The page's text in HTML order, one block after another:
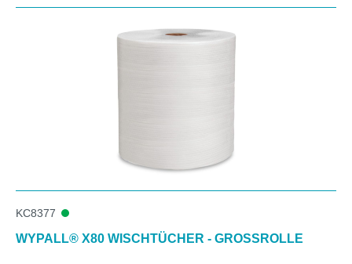
KC8377
WYPALL® X80 WISCHTÜCHER - GROSSROLLE